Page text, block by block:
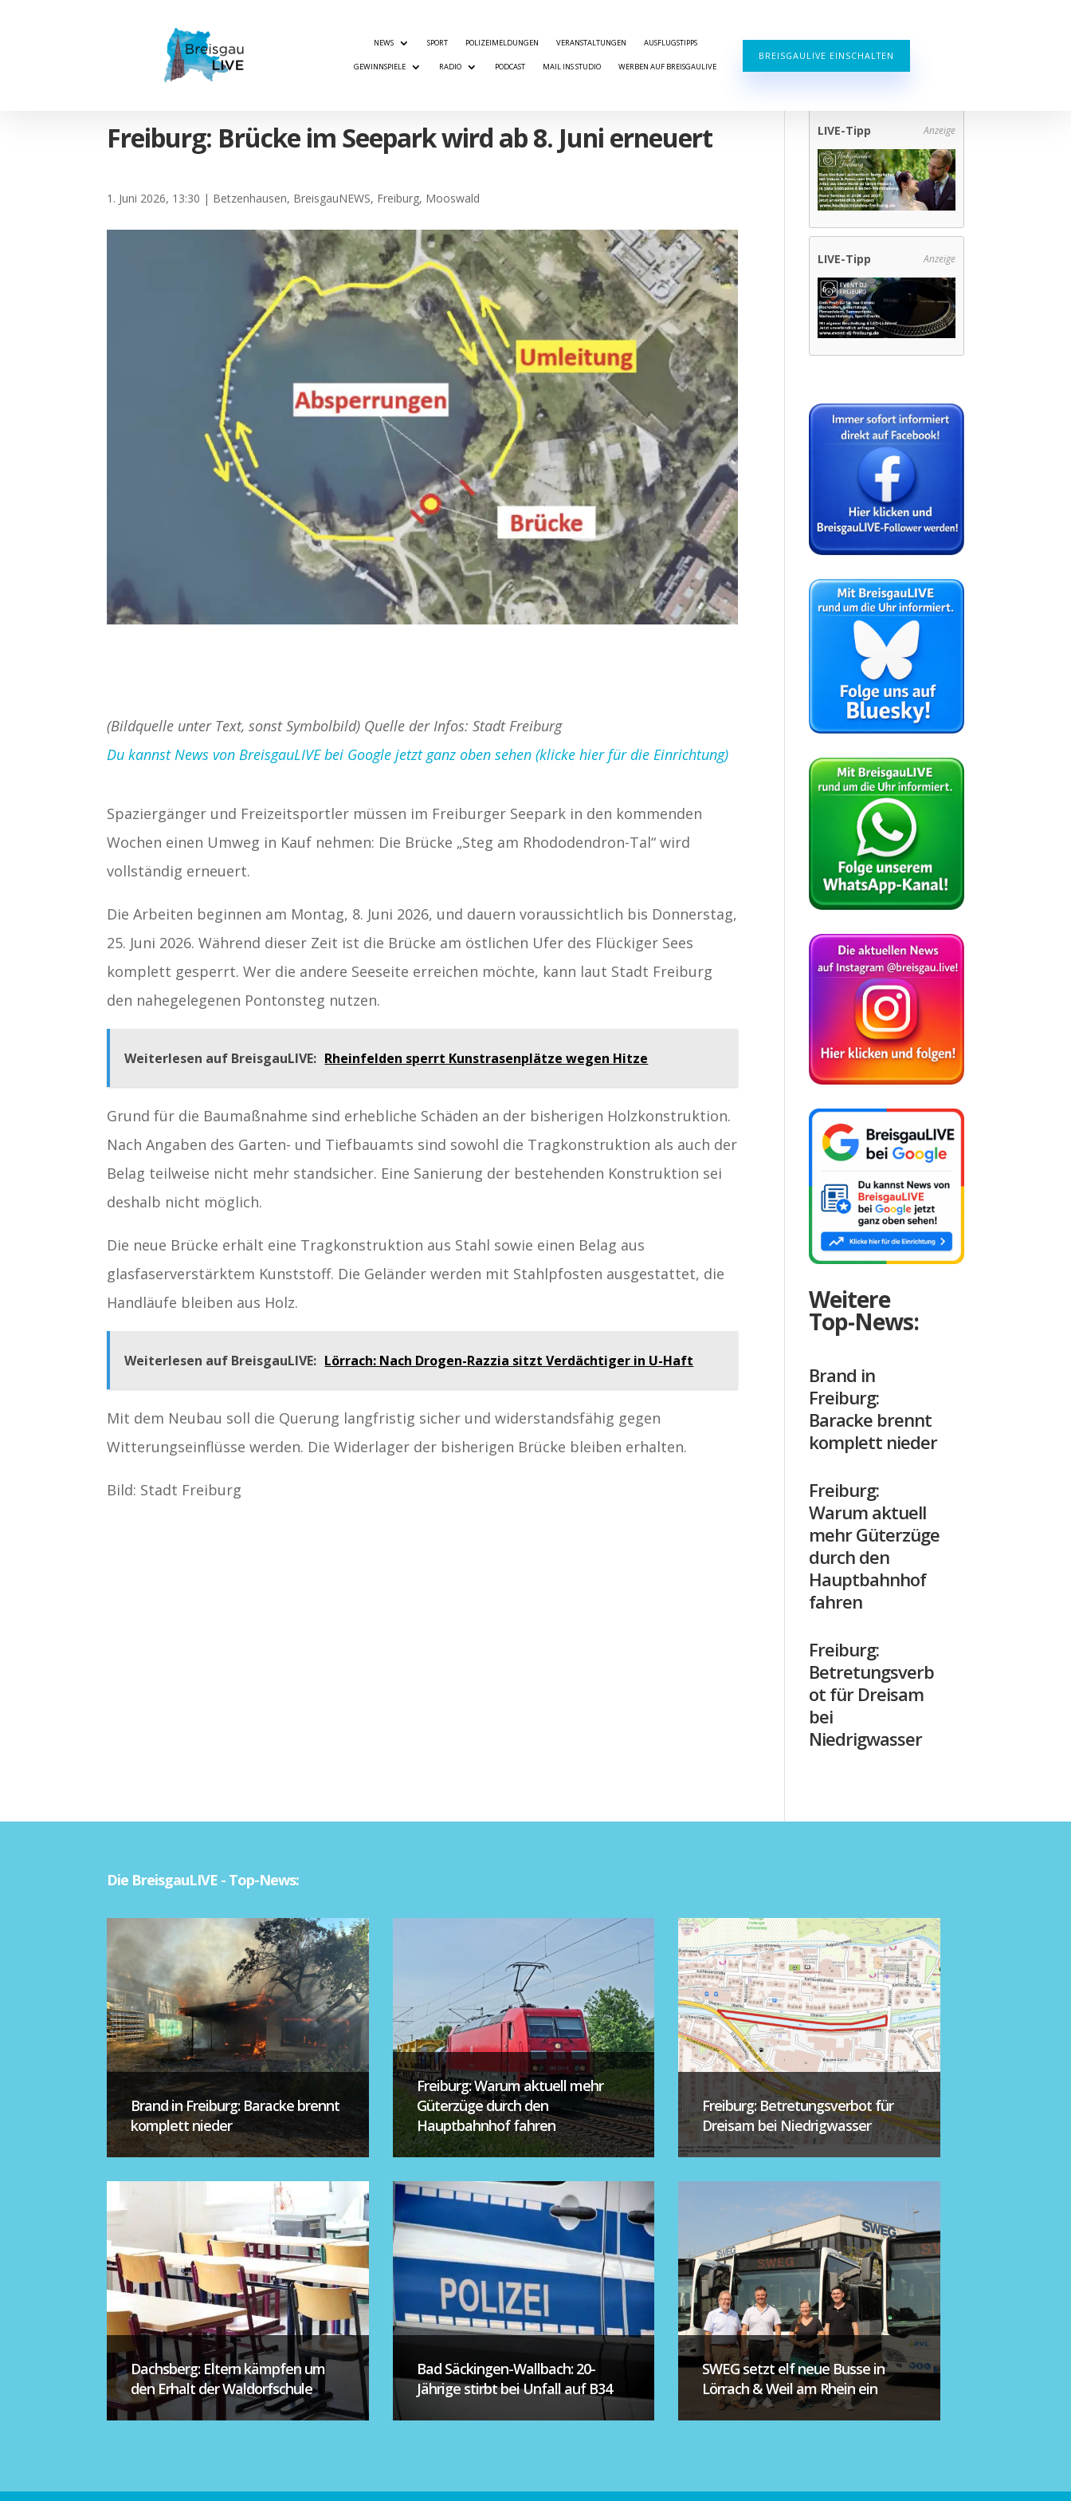
NEWS SPORT POLIZEIMELDUNGEN VERANSTALTUNGEN AUSFLUGSTIPPS
GEWINNSPIELE RADIO PODCAST MAIL INS STUDIO WERBEN AUF BREISGAULIVE
BREISGAULIVE EINSCHALTEN
Freiburg: Brücke im Seepark wird ab 8. Juni erneuert
1. Juni 2026, 13:30 | Betzenhausen, BreisgauNEWS, Freiburg, Mooswald
(Bildquelle unter Text, sonst Symbolbild) Quelle der Infos: Stadt Freiburg
Du kannst News von BreisgauLIVE bei Google jetzt ganz oben sehen (klicke hier für die Einrichtung)
Spaziergänger und Freizeitsportler müssen im Freiburger Seepark in den kommenden
Wochen einen Umweg in Kauf nehmen: Die Brücke „Steg am Rhododendron-Tal“ wird
vollständig erneuert.
Die Arbeiten beginnen am Montag, 8. Juni 2026, und dauern voraussichtlich bis Donnerstag,
25. Juni 2026. Während dieser Zeit ist die Brücke am östlichen Ufer des Flückiger Sees
komplett gesperrt. Wer die andere Seeseite erreichen möchte, kann laut Stadt Freiburg
den nahegelegenen Pontonsteg nutzen.
Weiterlesen auf BreisgauLIVE: Rheinfelden sperrt Kunstrasenplätze wegen Hitze
Grund für die Baumaßnahme sind erhebliche Schäden an der bisherigen Holzkonstruktion.
Nach Angaben des Garten- und Tiefbauamts sind sowohl die Tragkonstruktion als auch der
Belag teilweise nicht mehr standsicher. Eine Sanierung der bestehenden Konstruktion sei
deshalb nicht möglich.
Die neue Brücke erhält eine Tragkonstruktion aus Stahl sowie einen Belag aus
glasfaserverstärktem Kunststoff. Die Geländer werden mit Stahlpfosten ausgestattet, die
Handläufe bleiben aus Holz.
Weiterlesen auf BreisgauLIVE: Lörrach: Nach Drogen-Razzia sitzt Verdächtiger in U-Haft
Mit dem Neubau soll die Querung langfristig sicher und widerstandsfähig gegen
Witterungseinflüsse werden. Die Widerlager der bisherigen Brücke bleiben erhalten.
Bild: Stadt Freiburg
LIVE-Tipp Anzeige
LIVE-Tipp Anzeige
Weitere
Top-News:
Brand in
Freiburg:
Baracke brennt
komplett nieder
Freiburg:
Warum aktuell
mehr Güterzüge
durch den
Hauptbahnhof
fahren
Freiburg:
Betretungsverb
ot für Dreisam
bei
Niedrigwasser
Die BreisgauLIVE - Top-News:
Brand in Freiburg: Baracke brennt
komplett nieder
Freiburg: Warum aktuell mehr
Güterzüge durch den
Hauptbahnhof fahren
Freiburg: Betretungsverbot für
Dreisam bei Niedrigwasser
Dachsberg: Eltern kämpfen um
den Erhalt der Waldorfschule
Bad Säckingen-Wallbach: 20-
Jährige stirbt bei Unfall auf B34
SWEG setzt elf neue Busse in
Lörrach & Weil am Rhein ein